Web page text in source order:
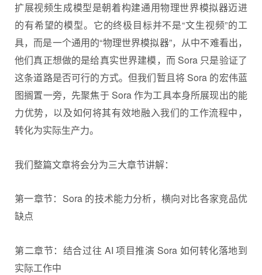
扩展视频生成模型是朝着构建通用物理世界模拟器迈进
的有希望的模型。它的终极目标并不是“文生视频”的工
具，而是一个通用的“物理世界模拟器”，从中不难看出，
他们真正想做的是给真实世界建模，而 Sora 只是验证了
这条道路是否可行的方式。但我们暂且将 Sora 的宏伟蓝
图搁置一旁，先聚焦于 Sora 作为工具本身所展现出的能
力优势，以及如何将其有效地融入我们的工作流程中，
转化为实际生产力。
我们整篇文章将会分为三大章节讲解：
第一章节：Sora 的技术能力分析，横向对比各家竞品优
缺点
第二章节：结合过往 AI 项目推演 Sora 如何转化落地到
实际工作中